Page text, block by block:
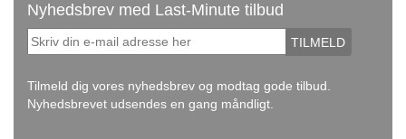
Nyhedsbrev med Last-Minute tilbud
TILMELD
Tilmeld dig vores nyhedsbrev og modtag gode tilbud.
Nyhedsbrevet udsendes en gang måndligt.